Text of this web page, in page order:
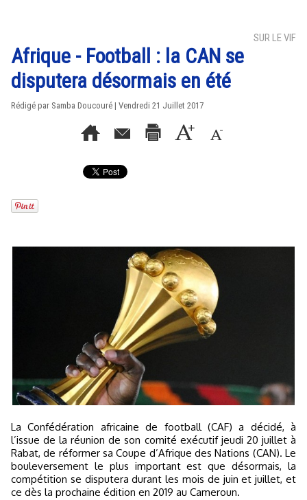
SUR LE VIF
Afrique - Football : la CAN se
disputera désormais en été
Rédigé par Samba Doucouré | Vendredi 21 Juillet 2017
La Confédération africaine de football (CAF) a décidé, à
l’issue de la réunion de son comité exécutif jeudi 20 juillet à
Rabat, de réformer sa Coupe d’Afrique des Nations (CAN). Le
bouleversement le plus important est que désormais, la
compétition se disputera durant les mois de juin et juillet, et
ce dès la prochaine édition en 2019 au Cameroun.